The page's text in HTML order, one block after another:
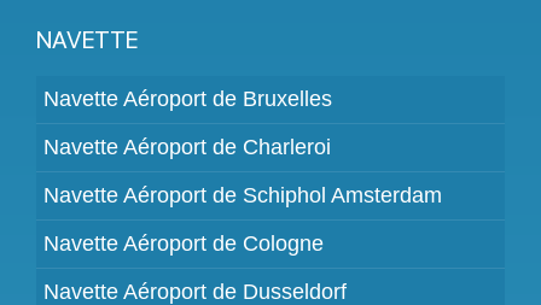
NAVETTE
Navette Aéroport de Bruxelles
Navette Aéroport de Charleroi
Navette Aéroport de Schiphol Amsterdam
Navette Aéroport de Cologne
Navette Aéroport de Dusseldorf